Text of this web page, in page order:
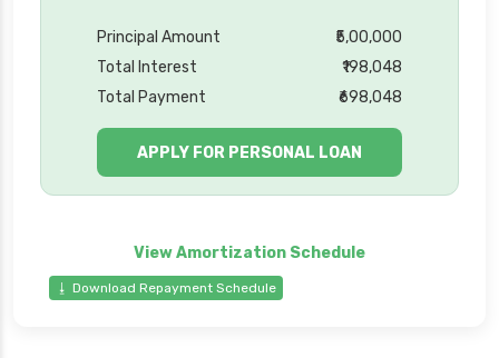
Principal Amount
₹5,00,000
Total Interest
₹198,048
Total Payment
₹698,048
APPLY FOR PERSONAL LOAN
⭳ Download Repayment Schedule